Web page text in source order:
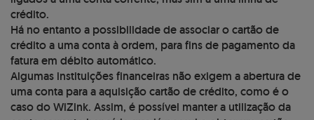
crédito.
Há no entanto a possibilidade de associar o cartão de
crédito a uma conta à ordem, para fins de pagamento da
fatura em débito automático.
Algumas instituições financeiras não exigem a abertura de
uma conta para a aquisição cartão de crédito, como é o
caso do WiZink. Assim, é possível manter a utilização da